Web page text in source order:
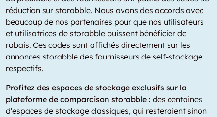
réduction sur storabble. Nous avons des accords avec
beaucoup de nos partenaires pour que nos utilisateurs
et utilisatrices de storabble puissent bénéficier de
rabais. Ces codes sont affichés directement sur les
annonces storabble des fournisseurs de self-stockage
respectifs.
Profitez des espaces de stockage exclusifs sur la
plateforme de comparaison storabble : des centaines
d'espaces de stockage classiques, qui resteraient sinon